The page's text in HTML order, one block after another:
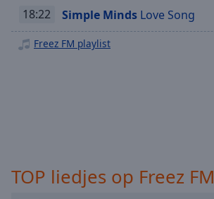
Descriptions
opens
18:22 Simple Minds Love Song
Freez FM playlist
TOP liedjes op Freez FM